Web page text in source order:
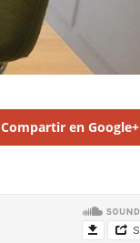
Compartir en Google+